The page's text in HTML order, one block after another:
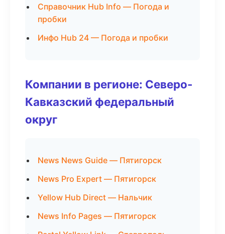
Справочник Hub Info — Погода и
пробки
Инфо Hub 24 — Погода и пробки
Компании в регионе: Северо-
Кавказский федеральный
округ
News News Guide — Пятигорск
News Pro Expert — Пятигорск
Yellow Hub Direct — Нальчик
News Info Pages — Пятигорск